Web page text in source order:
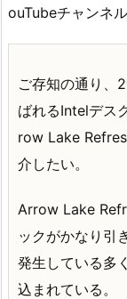
ouTubeチャンネ
ご存知の通り、
ばれるIntelデス
row Lake
介したい。
Arrow Lake
ックがかなり引
発生している多
込まれている。